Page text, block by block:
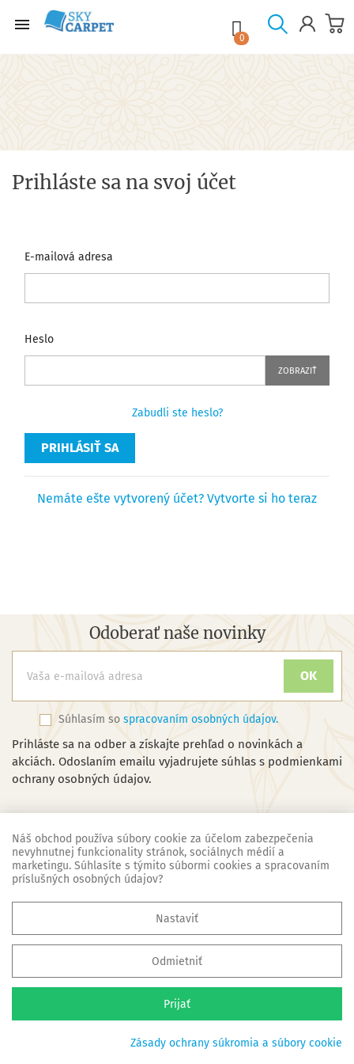
 shopping_cart

0
Prihláste sa na svoj účet
E-mailová adresa
Heslo
ZOBRAZIŤ
Zabudli ste heslo?
PRIHLÁSIŤ SA
Nemáte ešte vytvorený účet? Vytvorte si ho teraz
Odoberať naše novinky
Súhlasím so spracovaním osobných údajov.
Prihláste sa na odber a získajte prehľad o novinkách a
akciách. Odoslaním emailu vyjadrujete súhlas s podmienkami
ochrany osobných údajov.
Náš obchod
Základné informácie 
Všetko o nákupe 
© 2008 - 2026 SKY Carpet Slovakia, s.r.o. - Všetky práva vyhradené
Náš obchod používa súbory cookie za účelom zabezpečenia
nevyhnutnej funkcionality stránok, sociálnych médií a
marketingu. Súhlasíte s týmito súbormi cookies a spracovaním
príslušných osobných údajov?
Nastaviť
Odmietniť
Prijať
Zásady ochrany súkromia a súbory cookie